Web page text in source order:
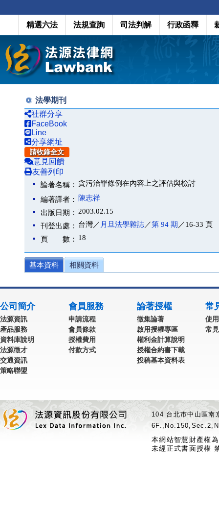
精選六法 法規查詢 司法判解 行政函釋
法學期刊
社群分享
FaceBook
Line
分享網址
請收錄全文
意見回饋
友善列印
論著名稱： 貪污治罪條例在內容上之評估與檢討
編著譯者：
陳志祥
出版日期： 2003.02.15
刊登出處： 台灣／ 月旦法學雜誌／第 94 期 ／16-33 頁
頁 數： 18
基本資料 相關資料
公司簡介
法源資訊
產品服務
資料庫說明
法源徵才
交通資訊
策略聯盟
會員服務
申請流程
會員條款
授權費用
付款方式
論著授權
徵集論著
啟用授權專區
權利金計算說明
授權合約書下載
投稿基本資料表
常
使
常
104 台北市中山區
本網站智慧財產權
未經正式書面授權